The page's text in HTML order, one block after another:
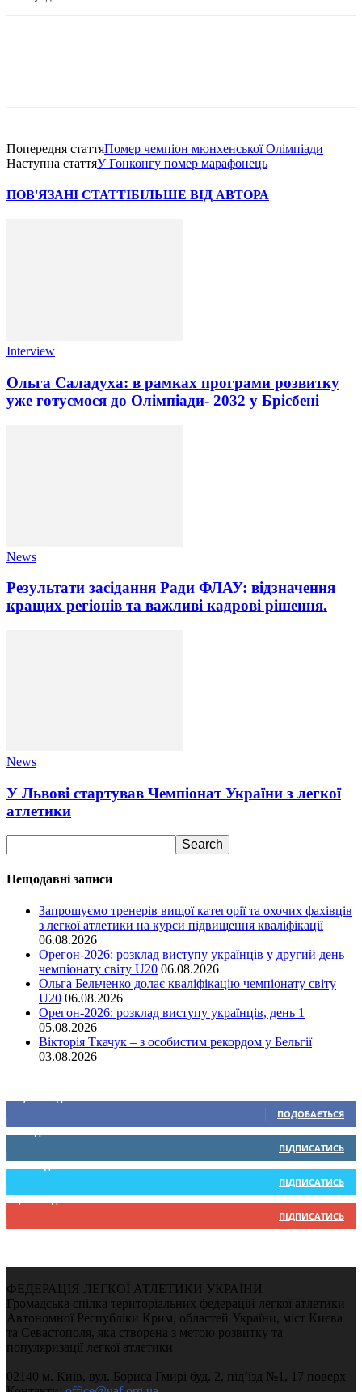
Попередня статтяПомер чемпiон мюнхенської Олiмпiади
Наступна статтяУ Гонконгу помер марафонець
ПОВ'ЯЗАНІ СТАТТІБІЛЬШЕ ВІД АВТОРА
Interview
Ольга Саладуха: в рамках програми розвитку
уже готуємося до Олімпіади- 2032 у Брісбені
News
Результати засідання Ради ФЛАУ: відзначення
кращих регіонів та важливі кадрові рішення.
News
У Львові стартував Чемпіонат України з легкої
атлетики
Нещодавні записи
Запрошуємо тренерів вищої категорії та охочих фахівців
з легкої атлетики на курси підвищення кваліфікації
06.08.2026
Орегон-2026: розклад виступу українців у другий день
чемпіонату світу U20 06.08.2026
Ольга Бельченко долає кваліфікацію чемпіонату світу
U20 06.08.2026
Орегон-2026: розклад виступу українців, день 1
05.08.2026
Вікторія Ткачук – з особистим рекордом у Бельгії
03.08.2026
ПОДОБАЄТЬСЯ
0 Підписників
ПІДПИСАТИСЬ
234 Підписників
ПІДПИСАТИСЬ
9,370 Підписників
ПІДПИСАТИСЬ
ФЕДЕРАЦІЯ ЛЕГКОЇ АТЛЕТИКИ УКРАЇНИ
Громадська спілка територіальних федерацій легкої атлетики
Автономної Республіки Крим, областей України, міст Києва
та Севастополя, яка створена з метою розвитку та
популяризації легкої атлетики
02140 м. Київ, вул. Бориса Гмирі буд. 2, під’їзд №1, 17 поверх